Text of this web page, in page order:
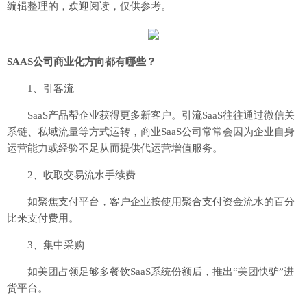
编辑整理的，欢迎阅读，仅供参考。
SAAS公司商业化方向都有哪些？
1、引客流
SaaS产品帮企业获得更多新客户。引流SaaS往往通过微信关
系链、私域流量等方式运转，商业SaaS公司常常会因为企业自身
运营能力或经验不足从而提供代运营增值服务。
2、收取交易流水手续费
如聚焦支付平台，客户企业按使用聚合支付资金流水的百分
比来支付费用。
3、集中采购
如美团占领足够多餐饮SaaS系统份额后，推出“美团快驴”进
货平台。